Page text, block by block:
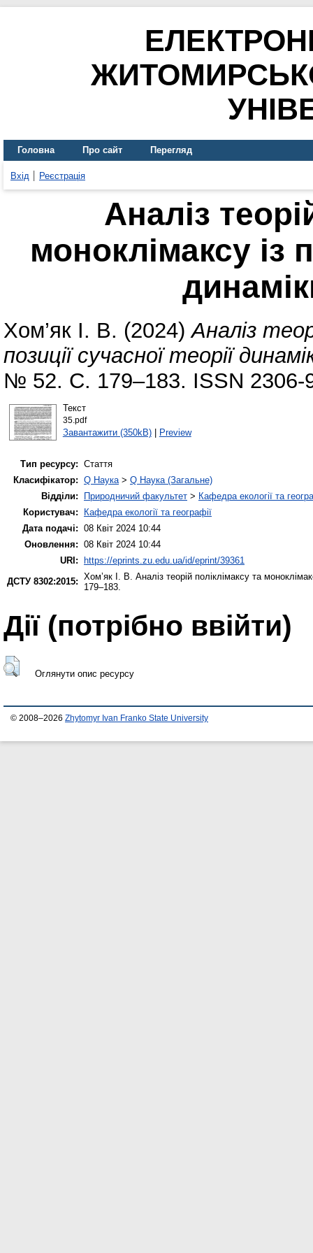
Головна Про сайт Перегляд
Вхід Реєстрація
Аналіз
моноклімаксу із
Хом’як І. В. (2024)Аналіз
позиції сучасної теорії
№ 52. С. 179–183. ISSN 2306-
Текст
35.pdf
Завантажити (350kB)| Preview
Тип ресурсу: Стаття
Класифікатор: Q Наука> Q Наука (Загальне)
Відділи:
Природничий факультет > Кафедра екології та
Користувач:
Кафедра екології та географії
Дата подачі: 08 Квіт 2024 10:44
Оновлення: 08 Квіт 2024 10:44
URI:
https://eprints.zu.edu.ua/id/eprint/39361
ДСТУ 8302:2015: Хом’як І. В. Аналіз теорій поліклімаксу та
179–183.
Дії ​​(потрібно ввійти)
Оглянути опис ресурсу
© 2008–2026 Zhytomyr Ivan Franko State University